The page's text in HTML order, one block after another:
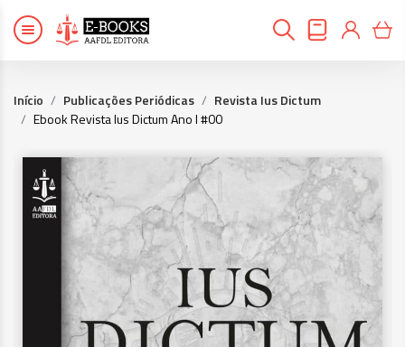
Início Publicações Periódicas
Revista Ius Dictum
Ebook Revista Ius Dictum Ano I #00